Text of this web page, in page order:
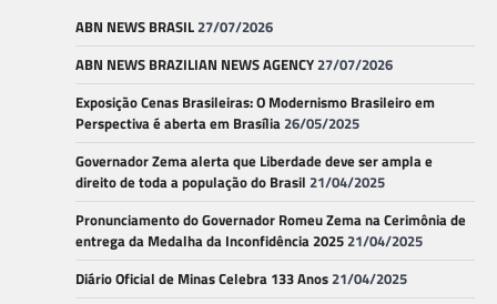
ABN NEWS BRASIL27/07/2026
ABN NEWS BRAZILIAN NEWS AGENCY27/07/2026
Exposição Cenas Brasileiras: O Modernismo Brasileiro em
Perspectiva é aberta em Brasília26/05/2025
Governador Zema alerta que Liberdade deve ser ampla e
direito de toda a população do Brasil 21/04/2025
Pronunciamento do Governador Romeu Zema na Cerimônia de
entrega da Medalha da Inconfidência 202521/04/2025
Diário Oficial de Minas Celebra 133 Anos21/04/2025